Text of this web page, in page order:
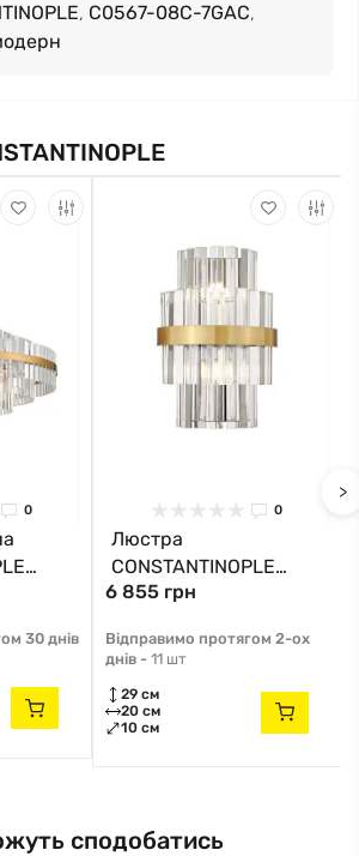
, C0567-08C-7GAC,
0
30 днів
0
Люстра
CONSTANTINOPLE
W0567-02A-B52G
6 855 грн
Відправимо протягом 2-ох
днів - 11 шт
29 см
20 см
10 см
>
сподобатись